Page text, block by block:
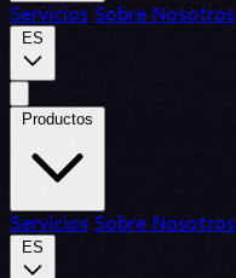
Servicios Sobre Nosotros
ES
Productos
Servicios Sobre Nosotros
ES